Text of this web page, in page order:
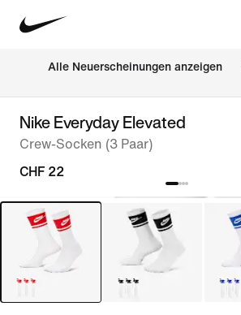
Alle Neuerscheinungen anzeigen
Nike Everyday Elevated
Crew-Socken (3 Paar)
CHF 22